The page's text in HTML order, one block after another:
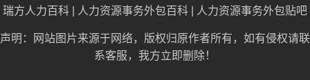
瑞方人力百科 人力资源事务外包百科 人力资源事务外包贴吧
声明：网站图片来源于网络，版权归原作者所有，如有侵权请联
系客服，我方立即删除！